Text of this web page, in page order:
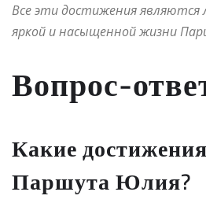
Все эти достижения
яркой и насыщенной жизни
Вопрос-
Какие
Паршута Юлия?